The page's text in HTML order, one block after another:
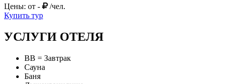
Цены: от -
/чел.
Купить тур
УСЛУГИ ОТЕЛЯ
BB = Завтрак
Сауна
Баня